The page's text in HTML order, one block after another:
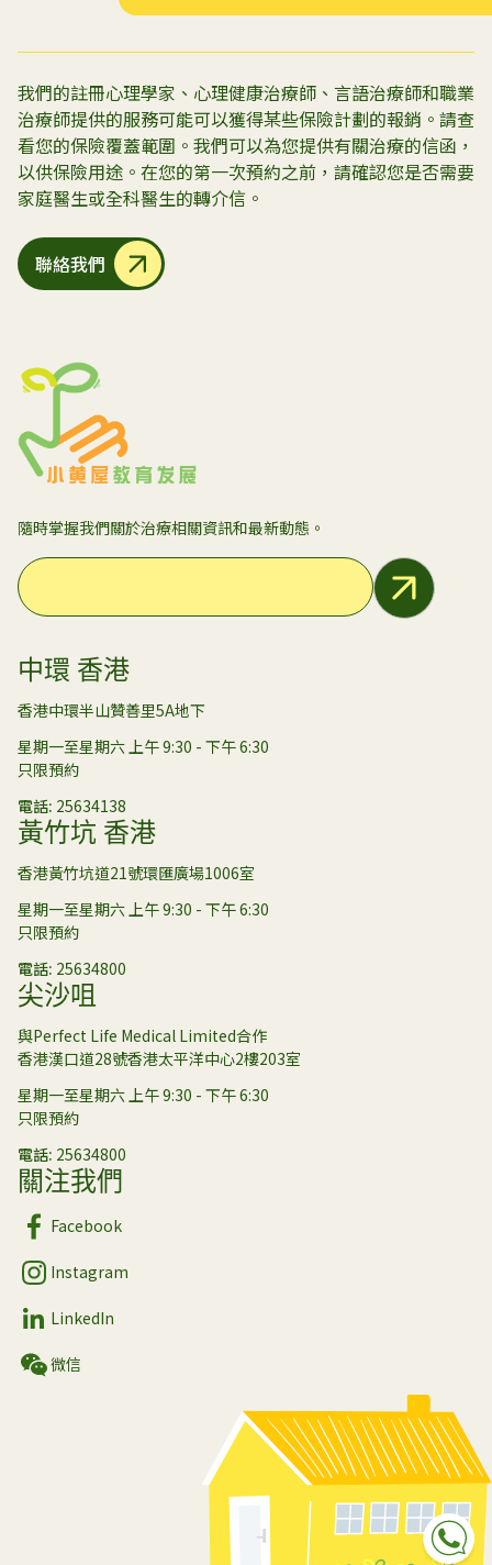
我們的註冊心理學家、心理健康治療師、言語治療師和職業
治療師提供的服務可能可以獲得某些保險計劃的報銷。請查
看您的保險覆蓋範圍。我們可以為您提供有關治療的信函，
以供保險用途。在您的第一次預約之前，請確認您是否需要
家庭醫生或全科醫生的轉介信。
聯絡我們
隨時掌握我們關於治療相關資訊和最新動態。
Email Address
中環 香港
香港中環半山贊善里5A地下
星期一至星期六 上午 9:30 - 下午 6:30
只限預約
電話 25634138
黃竹坑 香港
香港黃竹坑道21號環匯廣場1006室
星期一至星期六 上午 9:30 - 下午 6:30
只限預約
電話 25634800
尖沙咀
與Perfect Life Medical Limited合作
香港漢口道28號香港太平洋中心2樓203室
星期一至星期六 上午 9:30 - 下午 6:30
只限預約
電話 25634800
關注我們
Facebook
Instagram
LinkedIn
微信